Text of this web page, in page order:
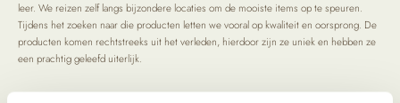
leer. We reizen zelf langs bijzondere locaties om de mooiste items op te speuren.
Tijdens het zoeken naar die producten letten we vooral op kwaliteit en oorsprong. De
producten komen rechtstreeks uit het verleden, hierdoor zijn ze uniek en hebben ze
een prachtig geleefd uiterlijk.